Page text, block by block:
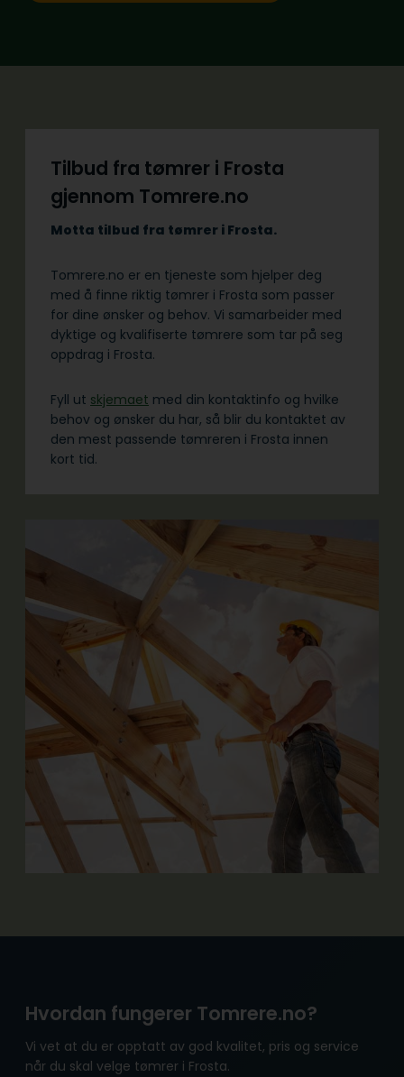
Tilbud fra tømrer i Frosta
gjennom Tomrere.no
Motta tilbud fra tømrer i Frosta.
Tomrere.no er en tjeneste som hjelper deg
med å finne riktig tømrer i Frosta som passer
for dine ønsker og behov. Vi samarbeider med
dyktige og kvalifiserte tømrere som tar på seg
oppdrag i Frosta.
Fyll ut skjemaet med din kontaktinfo og hvilke
behov og ønsker du har, så blir du kontaktet av
den mest passende tømreren i Frosta innen
kort tid.
Hvordan fungerer Tomrere.no?
Vi vet at du er opptatt av god kvalitet, pris og service
når du skal velge tømrer i Frosta.